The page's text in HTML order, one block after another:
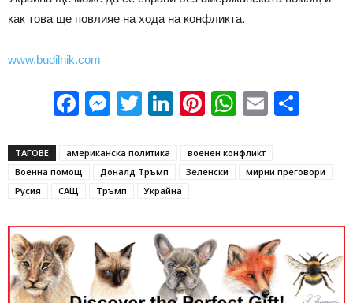
как това ще повлияе на хода на конфликта.
www.budilnik.com
Facebook
Messenger
Twitter
LinkedIn
Pinterest
WhatsApp
Email
ТАГОВЕ американска политика
военен конфликт
Военна помощ
Доналд Тръмп Зеленски
мирни преговори
Русия
САЩ Тръмп Украйна